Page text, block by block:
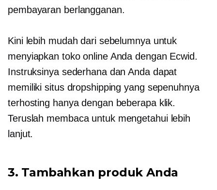
pembayaran berlangganan.
Kini lebih mudah dari sebelumnya untuk
menyiapkan toko online Anda dengan Ecwid.
Instruksinya sederhana dan Anda dapat
memiliki situs dropshipping yang sepenuhnya
terhosting hanya dengan beberapa klik.
Teruslah membaca untuk mengetahui lebih
lanjut.
3. Tambahkan produk Anda